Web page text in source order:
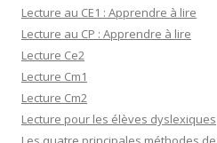
Lecture au CE1 : Apprendre à lire
Lecture au CP : Apprendre à lire
Lecture Ce2
Lecture Cm1
Lecture Cm2
Lecture pour les élèves dyslexiques